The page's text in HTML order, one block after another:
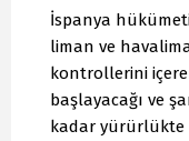
İspanya
liman ve
kontrollerini
başlayacağı ve
kadar yürürlükte